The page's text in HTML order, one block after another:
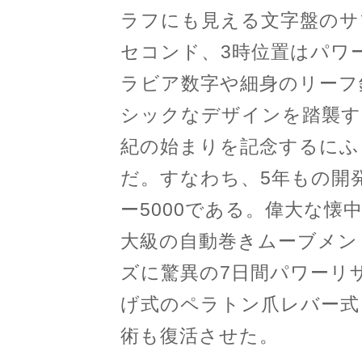
ラフにも見える文字盤の
セコンド、3時位置はパワ
ラビア数字や細身のリー
シックなデザインを踏襲
紀の始まりを記念するに
だ。すなわち、5年もの開
ー5000である。偉大な懐
大級の自動巻きムーブメ
ズに驚異の7日間パワーリ
げ式のペラトン爪レバー
術も復活させた。